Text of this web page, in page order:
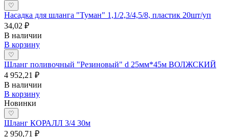
♡
Насадка для шланга "Туман" 1,1/2,3/4,5/8, пластик 20шт/уп
34,02 ₽
В наличии
В корзину
♡
Шланг поливочный "Резиновый" d 25мм*45м ВОЛЖСКИЙ
4 952,21 ₽
В наличии
В корзину
Новинки
♡
Шланг КОРАЛЛ 3/4 30м
2 950,71 ₽